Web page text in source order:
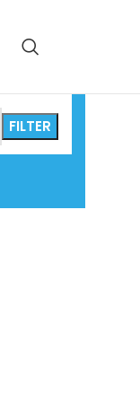
FILTER